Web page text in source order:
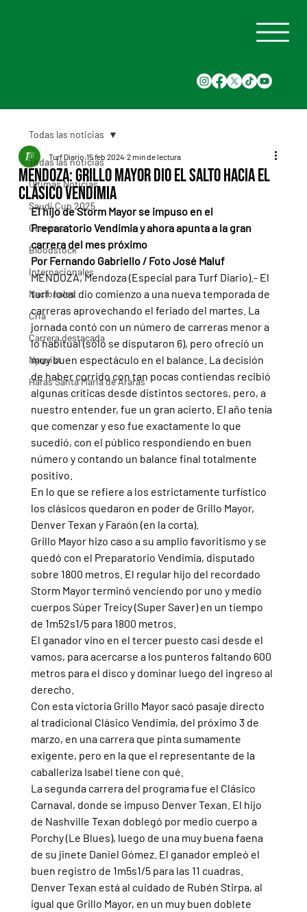
Todas las noticias
Últimas Noticias
Saudi Cup 2025
Carreras
Bloodstock
Internacionales
Nacionales
Cria
Carrera destacada
Nyquist
Haras Santa Maria de Araras
Todas las noticias
Mendoza: Grillo Mayor dio el salto hacia el
Clásico Vendimia
Turf Diario 15 feb 2024 2 min de lectura
El hijo de Storm Mayor se impuso en el
Preparatorio Vendimia y ahora apunta a la gran
carrera del mes próximo
Por Fernando Gabriello / Foto José Maluf
MENDOZA, Mendoza (Especial para Turf Diario).- El
turf  local dio comienzo a una nueva temporada de
carreras aprovechando el feriado del martes. La
jornada contó con un número de carreras menor a
lo habitual (sólo se disputaron 6), pero ofreció un
muy buen espectáculo en el balance. La decisión
de haber corrido con tan pocas contiendas recibió
algunas críticas desde distintos sectores, pero, a
nuestro entender, fue un gran acierto. El año tenía
que comenzar y eso fue exactamente lo que
sucedió, con el público respondiendo en buen
número y contando un balance final totalmente
positivo.
En lo que se refiere a los estrictamente turfístico
los clásicos quedaron en poder de Grillo Mayor,
Denver Texan y Faraón (en la corta).
Grillo Mayor hizo caso a su amplio favoritismo y se
quedó con el Preparatorio Vendimia, disputado
sobre 1800 metros. El regular hijo del recordado
Storm Mayor terminó venciendo por uno y medio
cuerpos Súper Treicy (Super Saver) en un tiempo
de 1m52s1/5 para 1800 metros.
El ganador vino en el tercer puesto casi desde el
vamos, para acercarse a los punteros faltando 600
metros para el disco y dominar luego del ingreso al
derecho.
Con esta victoria Grillo Mayor sacó pasaje directo
al tradicional Clásico Vendimia, del próximo 3 de
marzo, en una carrera que pinta sumamente
exigente, pero en la que el representante de la
caballeriza Isabel tiene con qué.
La segunda carrera del programa fue el Clásico
Carnaval, donde se impuso Denver Texan. El hijo
de Nashville Texan doblegó por medio cuerpo a
Porchy (Le Blues), luego de una muy buena faena
de su jinete Daniel Gómez. El ganador empleó el
buen registro de 1m5s1/5 para las 11 cuadras.
Denver Texan está al cuidado de Rubén Stirpa, al
igual que Grillo Mayor, en un muy buen doblete